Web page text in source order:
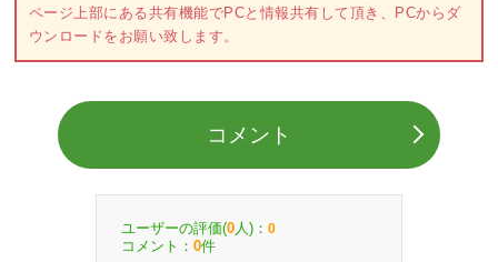
ページ上部にある共有機能でPCと情報共有して頂き、PCからダ
ウンロードをお願い致します。
コメント
ユーザーの評価(0 人)： 0
コメント： 0件